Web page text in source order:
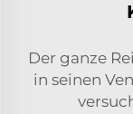
Der ganze
in seinen